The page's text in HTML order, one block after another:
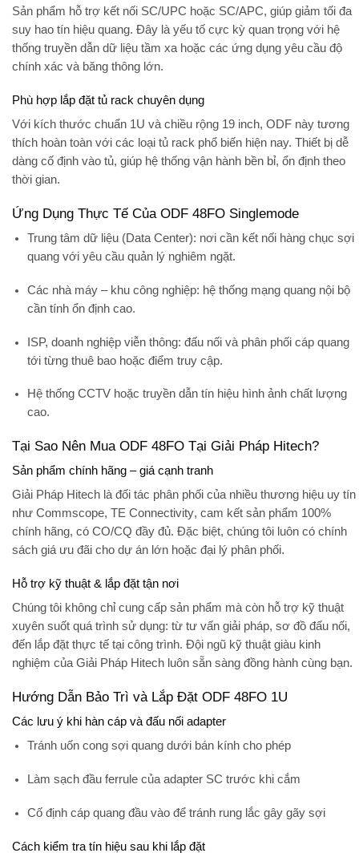
Sản phẩm hỗ trợ kết nối SC/UPC hoặc SC/APC, giúp giảm tối đa
suy hao tín hiệu quang. Đây là yếu tố cực kỳ quan trọng với hệ
thống truyền dẫn dữ liệu tầm xa hoặc các ứng dụng yêu cầu độ
chính xác và băng thông lớn.
Phù hợp lắp đặt tủ rack chuyên dụng
Với kích thước chuẩn 1U và chiều rộng 19 inch, ODF này tương
thích hoàn toàn với các loại tủ rack phổ biến hiện nay. Thiết bị dễ
dàng cố định vào tủ, giúp hệ thống vận hành bền bỉ, ổn định theo
thời gian.
Ứng Dụng Thực Tế Của ODF 48FO Singlemode
Trung tâm dữ liệu (Data Center): nơi cần kết nối hàng chục sợi
quang với yêu cầu quản lý nghiêm ngặt.
Các nhà máy – khu công nghiệp: hệ thống mạng quang nội bộ
cần tính ổn định cao.
ISP, doanh nghiệp viễn thông: đấu nối và phân phối cáp quang
tới từng thuê bao hoặc điểm truy cập.
Hệ thống CCTV hoặc truyền dẫn tín hiệu hình ảnh chất lượng
cao.
Tại Sao Nên Mua ODF 48FO Tại Giải Pháp Hitech?
Sản phẩm chính hãng – giá cạnh tranh
Giải Pháp Hitech là đối tác phân phối của nhiều thương hiệu uy tín
như Commscope, TE Connectivity, cam kết sản phẩm 100%
chính hãng, có CO/CQ đầy đủ. Đặc biệt, chúng tôi luôn có chính
sách giá ưu đãi cho dự án lớn hoặc đại lý phân phối.
Hỗ trợ kỹ thuật & lắp đặt tận nơi
Chúng tôi không chỉ cung cấp sản phẩm mà còn hỗ trợ kỹ thuật
xuyên suốt quá trình sử dụng: từ tư vấn giải pháp, sơ đồ đấu nối,
đến lắp đặt thực tế tại công trình. Đội ngũ kỹ thuật giàu kinh
nghiệm củaGiải Pháp Hitech luôn sẵn sàng đồng hành cùng bạn.
Hướng Dẫn Bảo Trì và Lắp Đặt ODF 48FO 1U
Các lưu ý khi hàn cáp và đấu nối adapter
Tránh uốn cong sợi quang dưới bán kính cho phép
Làm sạch đầu ferrule của adapter SC trước khi cắm
Cố định cáp quang đầu vào để tránh rung lắc gây gãy sợi
Cách kiểm tra tín hiệu sau khi lắp đặt